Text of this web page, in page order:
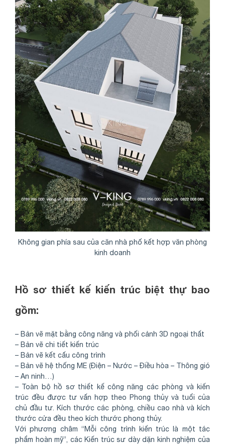
Share
Không gian phía sau của căn nhà phố kết hợp văn phòng
kinh doanh
Hồ sơ thiết kế kiến trúc biệt thự bao
gồm:
– Bản vẽ mặt bằng công năng và phối cảnh 3D ngoại thất
– Bản vẽ chi tiết kiến trúc
– Bản vẽ kết cấu công trình
– Bản vẽ hệ thống ME (Điện – Nước – Điều hòa – Thông gió
– An ninh…)
– Toàn bộ hồ sơ thiết kế công năng các phòng và kiến
trúc đều được tư vấn hợp theo Phong thủy và tuổi của
chủ đầu tư. Kích thước các phòng, chiều cao nhà và kích
thước cửa đều theo kích thước phong thủy.
Với phương châm “Mỗi công trình kiến trúc là một tác
phẩm hoàn mỹ”, các Kiến trúc sư dày dặn kinh nghiệm của